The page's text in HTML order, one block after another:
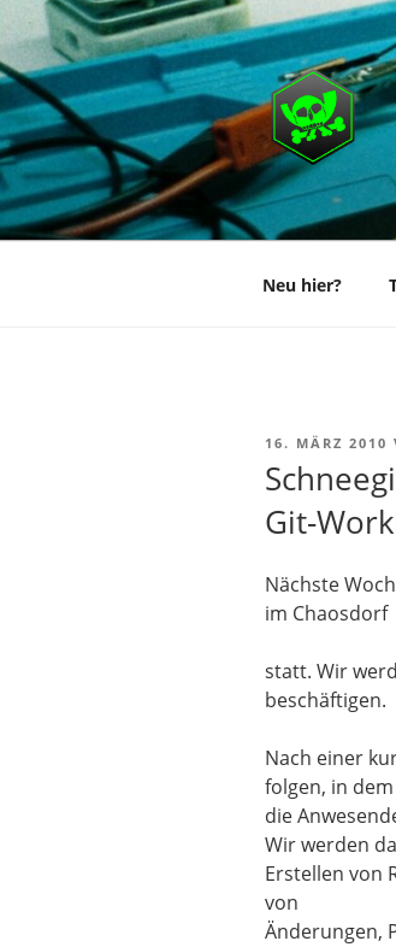
Inhalt
springen
Neu hier?
16. MÄRZ 2010
Git-
Nächste
im Chaosdorf
statt. Wir
beschäftigen.
Nach einer
folgen, in dem
die
Wir werden
Erstellen von
von
Änderungen,